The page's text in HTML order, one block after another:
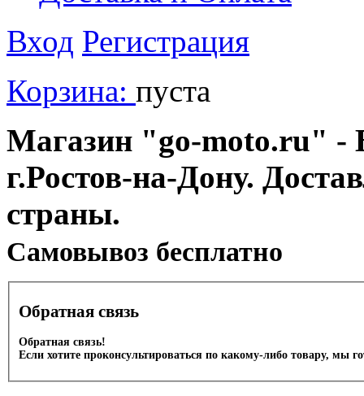
Вход Регистрация
Корзина: пуста
Магазин "go-moto.ru" -
г.Ростов-на-Дону.
страны.
Cамовывоз бесплатно
Обратная связь
Обратная связь!
Если хотите проконсультироваться по какому-либо товару, мы